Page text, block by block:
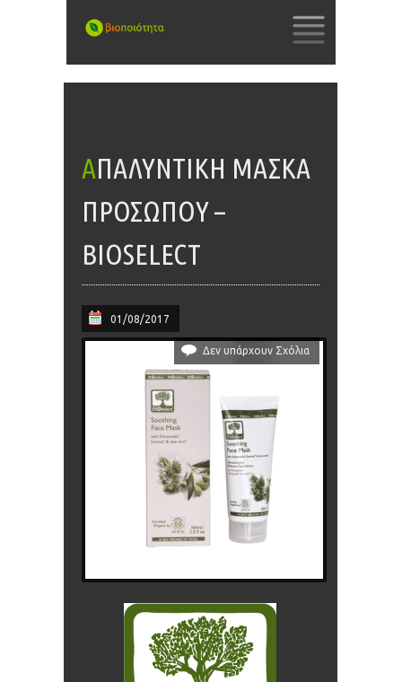
TO
ΑΠΑΛΥΝΤΙΚΉ ΜΆΣΚΑ
ΠΡΟΣΏΠΟΥ –
BIOSELECT
01/08/2017
Δεν υπάρχουν Σχόλια